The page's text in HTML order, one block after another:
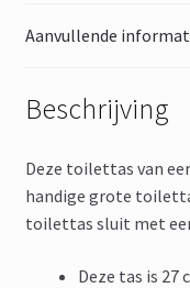
Aanvullende
Beschrijving
Deze toilettas van
handige grote
toilettas sluit met
Deze tas is 27